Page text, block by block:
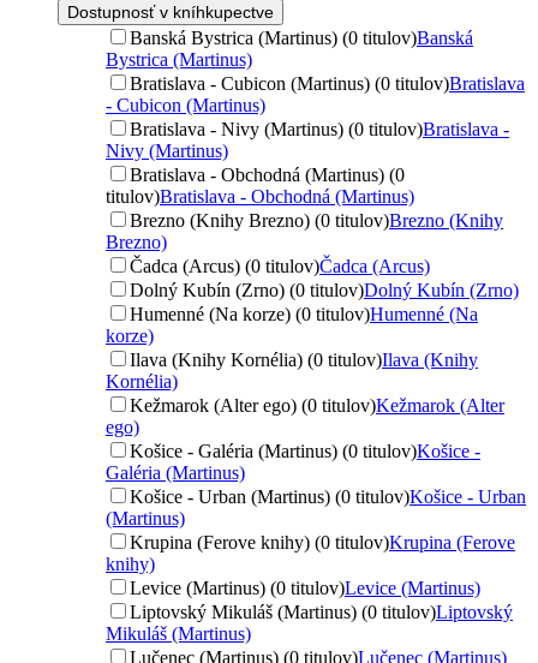
Dostupnosť v kníhkupectve
Banská Bystrica (Martinus) (0 titulov)Banská
Bystrica (Martinus)
Bratislava - Cubicon (Martinus) (0 titulov)Bratislava
- Cubicon (Martinus)
Bratislava - Nivy (Martinus) (0 titulov)Bratislava -
Nivy (Martinus)
Bratislava - Obchodná (Martinus) (0
titulov)Bratislava - Obchodná (Martinus)
Brezno (Knihy Brezno) (0 titulov)Brezno (Knihy
Brezno)
Čadca (Arcus) (0 titulov)Čadca (Arcus)
Dolný Kubín (Zrno) (0 titulov)Dolný Kubín (Zrno)
Humenné (Na korze) (0 titulov)Humenné (Na
korze)
Ilava (Knihy Kornélia) (0 titulov)Ilava (Knihy
Kornélia)
Kežmarok (Alter ego) (0 titulov)Kežmarok (Alter
ego)
Košice - Galéria (Martinus) (0 titulov)Košice -
Galéria (Martinus)
Košice - Urban (Martinus) (0 titulov)Košice - Urban
(Martinus)
Krupina (Ferove knihy) (0 titulov)Krupina (Ferove
knihy)
Levice (Martinus) (0 titulov)Levice (Martinus)
Liptovský Mikuláš (Martinus) (0 titulov)Liptovský
Mikuláš (Martinus)
Lučenec (Martinus) (0 titulov)Lučenec (Martinus)